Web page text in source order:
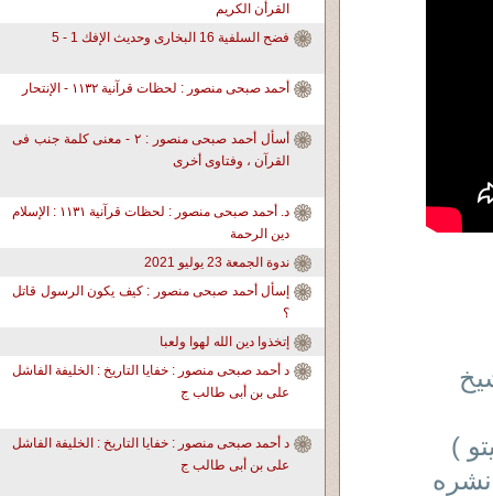
)
القرأن الكريم
فضح السلفية 16 البخارى وحديث الإفك 1 - 5
أحمد صبحى منصور : لحظات قرآنية ١١٣٢ - الإنتحار
أسأل أحمد صبحى منصور : ٢ - معنى كلمة جنب فى
القرآن ، وفتاوى أخرى
د. أحمد صبحى منصور : لحظات قرآنية ١١٣١ : الإسلام
دين الرحمة
ندوة الجمعة 23 يوليو 2021
إسأل أحمد صبحى منصور : كيف يكون الرسول قاتل
؟
إتخذوا دين الله لهوا ولعبا
د أحمد صبحى منصور : خفايا التاريخ : الخليفة الفاشل
على بن أبى طالب ج
د أحمد صبحى منصور : خفايا التاريخ : الخليفة الفاشل
على بن أبى طالب ج